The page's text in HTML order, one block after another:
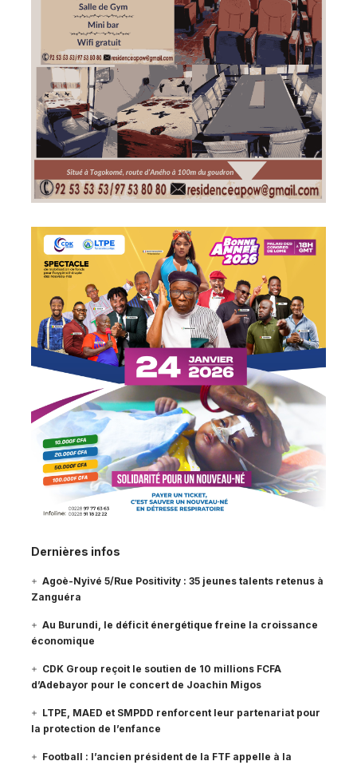
Dernières infos
Agoè-Nyivé 5/Rue Positivity : 35 jeunes talents retenus à
Zanguéra
Au Burundi, le déficit énergétique freine la croissance
économique
CDK Group reçoit le soutien de 10 millions FCFA
d’Adebayor pour le concert de Joachin Migos
LTPE, MAED et SMPDD renforcent leur partenariat pour
la protection de l’enfance
Football : l’ancien président de la FTF appelle à la